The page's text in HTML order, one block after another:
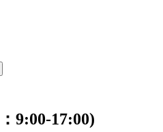
9:00-17:00)